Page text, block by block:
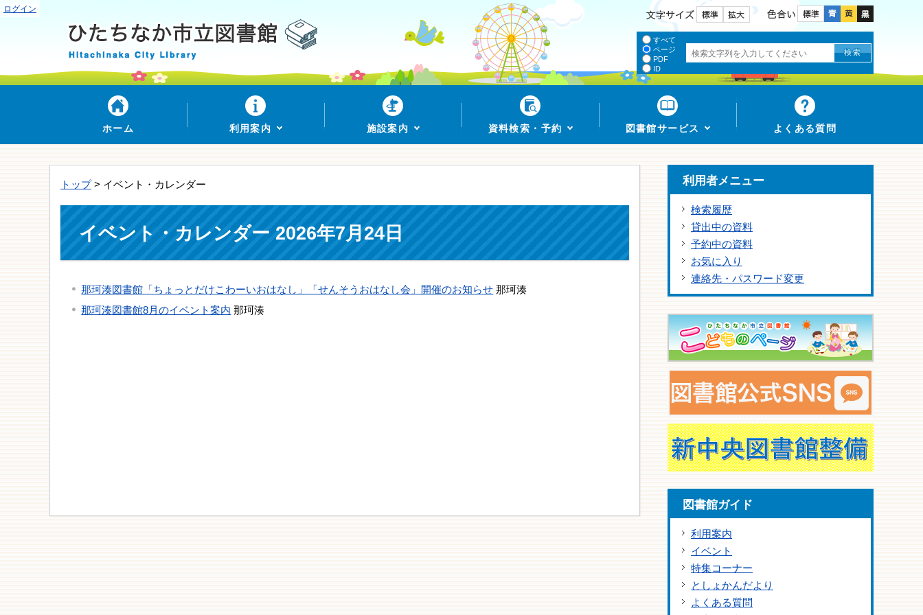
色合い
文字サイズ
ログイン
すべて
ページ
PDF
ID
ホーム 利用案内 施設案内 資料検索・予約 図書館サービス よくある質問
トップ> イベント・カレンダー
イベント・カレンダー 2026年7月24日
那珂湊図書館「ちょっとだけこわーいおはなし」「せんそうおはなし会」開催のお知らせ 那珂湊
那珂湊図書館8月のイベント案内 那珂湊
利用者メニュー
検索履歴
貸出中の資料
予約中の資料
お気に入り
連絡先・パスワード変更
図書館ガイド
利用案内
イベント
特集コーナー
としょかんだより
よくある質問